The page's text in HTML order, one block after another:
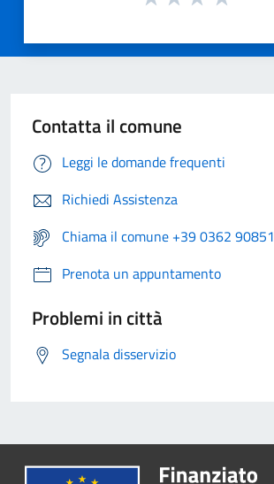
Contatta il comune
Leggi le domande frequenti
Richiedi Assistenza
Chiama il comune +39 0362 90851
Prenota un appuntamento
Problemi in città
Segnala disservizio